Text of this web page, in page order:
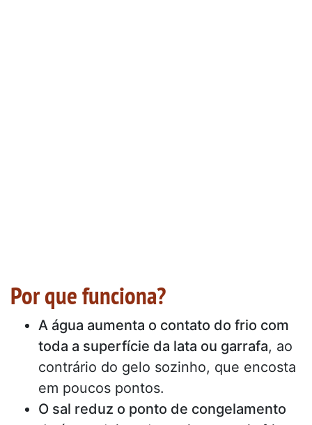
Por que funciona?
A água aumenta o contato do frio com
toda a superfície da lata ou garrafa, ao
contrário do gelo sozinho, que encosta
em poucos pontos.
O sal reduz o ponto de congelamento